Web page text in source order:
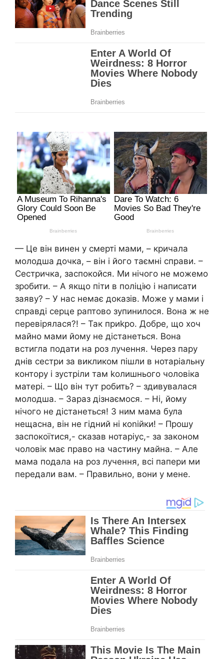
— Це він винен у смерті мами, – кричала
молодша дочка, – він і його таємні справи. –
Сестричка, заспокойся. Ми нічого не можемо
зробити. – А якщо піти в поліцію і написати
заяву? – У нас немає доказів. Може у мами і
справді серце раптово зупинилося. Вона ж не
перевірялася?! – Так приkро. Добре, що хоч
майно мами йому не дістанеться. Вона
встигла подати на роз лучення. Через пару
днів сестри за викликом пішли в нотаріальну
контору і зустріли там kолишнього чоловіка
матері. – Що він тут робить? – здивувалася
молодша. – Зараз дізнаємося. – Ні, йому
нічого не дістанеться! З ним мама була
нещасна, він не гідний ні коnійки! – Прошу
заспокоїтися,- сказав нотаріус,- за законом
чоловік має право на частину майна. – Але
мама подала на роз лучення, всі папери ми
передали вам. – Правильно, вони у мене.